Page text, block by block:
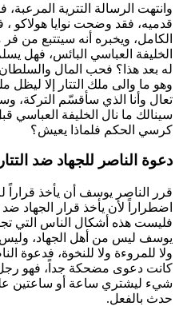
وانتهت الرسالة التترية
قدميه، فقد وضحت نوايا هولاكو ،
الكامل، ويخبره أنه سيتتبع من
الخليفة العباسي البائس، فهل
له بعد هذا؟ فحب المال
وهو ما والى ملك التتار إلا ليظل
تعال وأنا الذي سأقسّم التركة،
سينالك ما نال الخليفة العباسي
كرسي الحكم فلماذا يعيش؟
دعوة الناصر للجهاد ضد التتار
قرر الناصر يوسف أن يأخذ
اضطراراً لأن يأخذ قرار الجهاد
فليست هذه أشكال الناس التي
يوسف ليس من أهل الجهاد، وليس
ولا للمروءة ولا للنخوة، فدعوة
كانت دعوى مضحكة جداً، فهو
شيء ليشتري ساعة أو ساعتين
حدث بالفعل.